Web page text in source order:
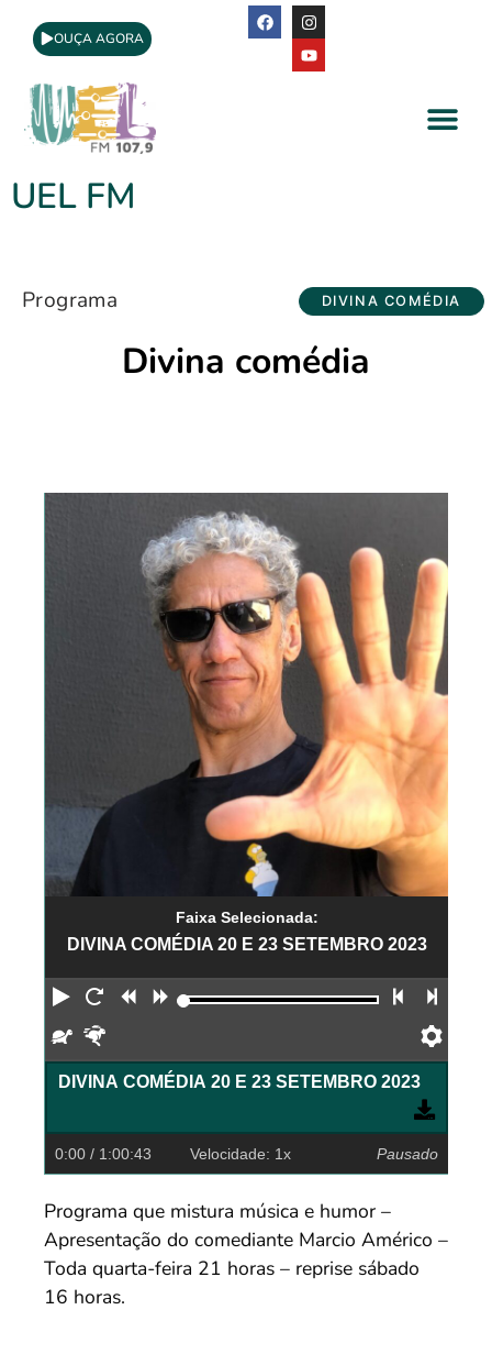
OUÇA AGORA
UEL FM
Programa DIVINA COMÉDIA
Divina comédia
Faixa Selecionada:
DIVINA COMÉDIA 20 E 23 SETEMBRO 2023
Reproduzir
Reiniciar
Retroceder
Avançar Faixa
Devagar
DIVINA COMÉDIA 20 E 23 SETEMBRO 2023
0:00 / 1:00:43 Velocidade: 1x Pausado
Programa que mistura música e humor –
Apresentação do comediante Marcio Américo –
Toda quarta-feira 21 horas – reprise sábado
16 horas.